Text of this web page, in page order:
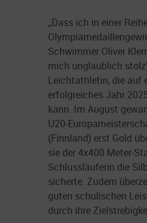
„Dass ich in einer
Schwimmer Oliver
mich unglaublich
Leichtathletin, die auf
erfolgreiches Jahr
kann. Im August
U20-
(Finnland) erst Gold
sie der 4x400 Meter-
Schlussläuferin die
sicherte. Zudem
guten schulischen
durch ihre